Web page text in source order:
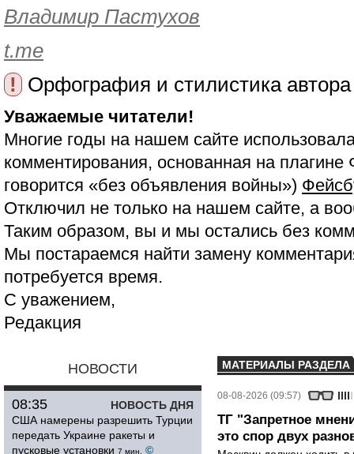
Владимир Пастухов
t.me
!
Орфография и стилистика
Уважаемые читатели!
Многие годы на нашем сайте
комментирования, основанная на
говорится «без объявления войны»)
Отключил не только на нашем сайте, а
Таким образом, вы и мы остались без
Мы постараемся найти замену
потребуется время.
С уважением,
Редакция
НОВОСТИ
НОВОСТЬ ДНЯ
08:35
США намерены разрешить Турции
передать Украине ракеты и
пусковые установки 7 мин. ©
МАТЕРИАЛЫ РАЗДЕЛА
08-08-2026 (09:57)
ТГ "Запретное
это спор двух